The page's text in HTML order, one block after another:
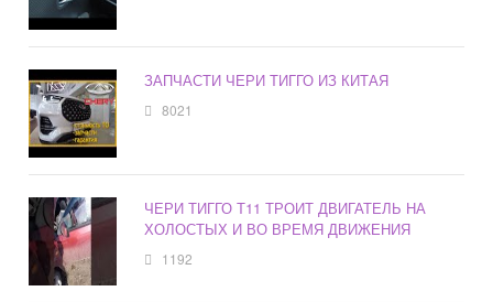
ЗАПЧАСТИ ЧЕРИ ТИГГО ИЗ КИТАЯ
8021
ЧЕРИ ТИГГО Т11 ТРОИТ ДВИГАТЕЛЬ НА
ХОЛОСТЫХ И ВО ВРЕМЯ ДВИЖЕНИЯ
1192